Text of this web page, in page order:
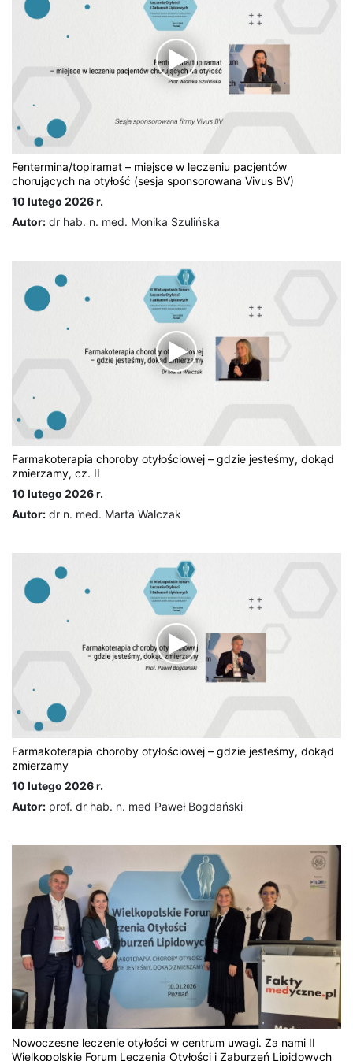
Fentermina/topiramat – miejsce w leczeniu pacjentów
chorujących na otyłość (sesja sponsorowana Vivus BV)
10 lutego 2026 r.
Autor: dr hab. n. med. Monika Szulińska
Farmakoterapia choroby otyłościowej – gdzie jesteśmy, dokąd
zmierzamy, cz. II
10 lutego 2026 r.
Autor: dr n. med. Marta Walczak
Farmakoterapia choroby otyłościowej – gdzie jesteśmy, dokąd
zmierzamy
10 lutego 2026 r.
Autor: prof. dr hab. n. med Paweł Bogdański
Nowoczesne leczenie otyłości w centrum uwagi. Za nami II
Wielkopolskie Forum Leczenia Otyłości i Zaburzeń Lipidowych